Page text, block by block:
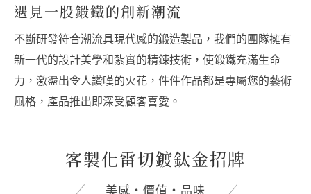
遇見一股鍛鐵的創新潮流
不斷研發符合潮流具現代感的鍛造製品，我們的團隊擁有
新一代的設計美學和紮實的精鍊技術，使鍛鐵充滿生命
力，激盪出令人讚嘆的火花，件件作品都是專屬您的藝術
風格，產品推出即深受顧客喜愛。
客製化雷切鍍鈦金招牌
美感‧價值‧品味